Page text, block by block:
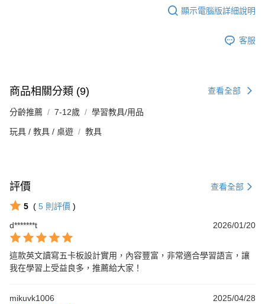
顯示電腦版詳細說明
客服
商品相關分類 (9) 查看全部
分齡推薦 7-12歲 學習教具/用品
玩具 / 教具 / 桌遊 教具
評價 查看全部
5 ( 5 則評價 )
d*******t
2026/01/20
這款英文讀寫五卡板設計實用，內容豐富，非常適合學習語言，讓
我在學習上受益良多，推薦給大家！
mikuvk1006 2025/04/28